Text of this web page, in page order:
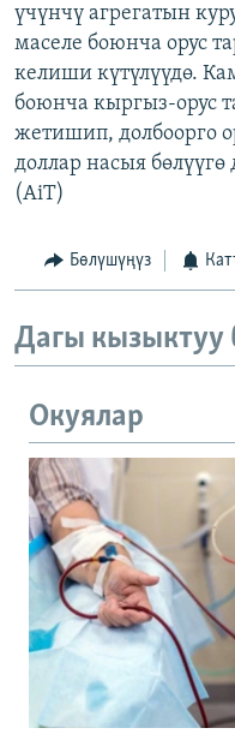
ЭЕ/АРнун бардык
үчүнчү агрегатын
маселе боюнча орус
келиши күтүлүүдө.
боюнча кыргыз-орус
жетишип, долбоорго
доллар насыя
(AiT)
Бөлүшүңүз
Дагы кызыктуу
Окуялар